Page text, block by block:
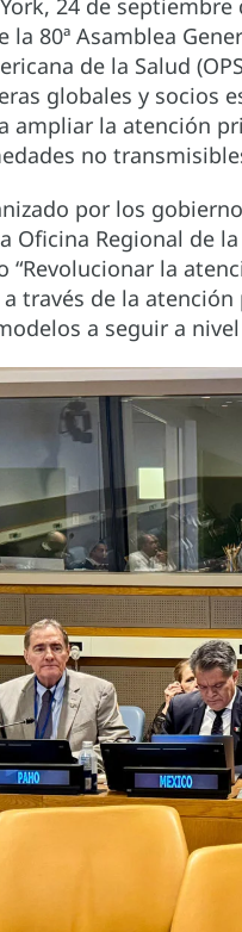
24 de septiembre
la 80ª Asamblea
de la Salud
globales y socios
ampliar la atención
no
por los
Oficina Regional de
“Revolucionar la
a través de la
a seguir a